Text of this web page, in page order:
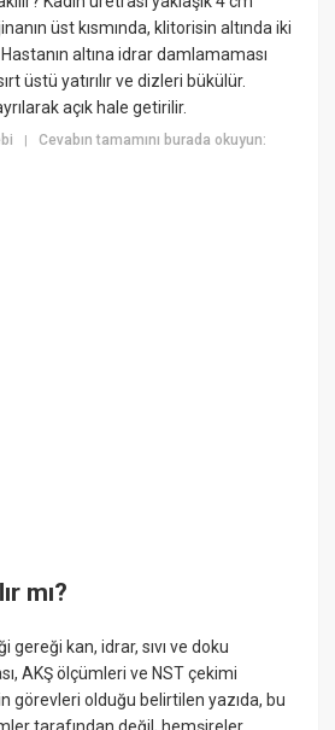
üst kısmında, klitorisin altında iki
altına idrar damlamaması
üstü yatırılır ve dizleri bükülür.
açık hale getirilir.
|Cevabın tamamını burada okuyun:
mı?
gereği kan, idrar, sıvı ve doku
AKŞ ölçümleri ve NST çekimi
görevleri olduğu belirtilen yazıda, bu